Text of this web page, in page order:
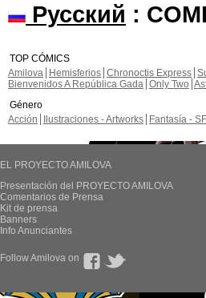
Русский :
TOP CÓMICS
Amilova
Hemisferios Chronoctis Express
Bienvenidos A República Gada Only Two
Género
Acción
Ilustraciones - Artworks Fantasía - SF
EL PROYECTO AMILOVA
Presentación del PROYECTO AMILOVA
Comentarios de Prensa
Kit de prensa
Banners
Info Anunciantes
Follow Amilova on